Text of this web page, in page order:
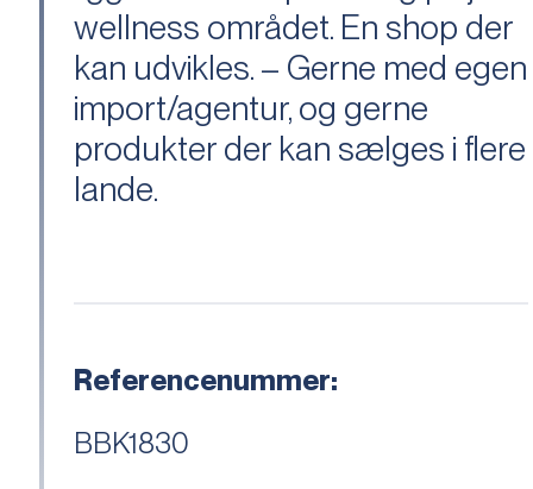
wellness området. En shop der
kan udvikles. – Gerne med egen
import/agentur, og gerne
produkter der kan sælges i flere
lande.
Referencenummer:
BBK1830